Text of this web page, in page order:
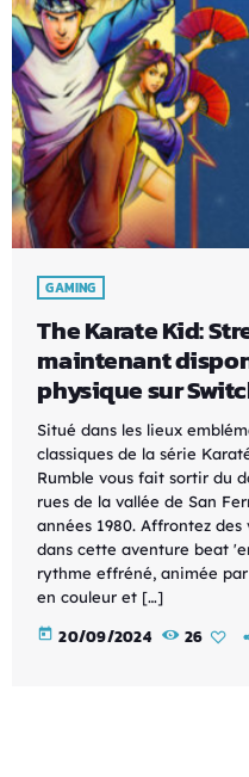
GAMING
The Karate Kid:
maintenant
physique sur
Situé dans les lieux
classiques de la série
Rumble vous fait sortir du
rues de la vallée de San
années 1980. Affrontez
dans cette aventure beat
rythme effréné, animée
en couleur et […]
today 20/09/2024 26